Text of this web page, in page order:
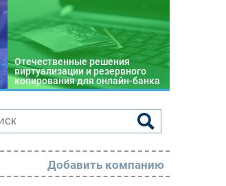
Отечественные решения
виртуализации и резервного
копирования для онлайн-банка
Добавить компанию